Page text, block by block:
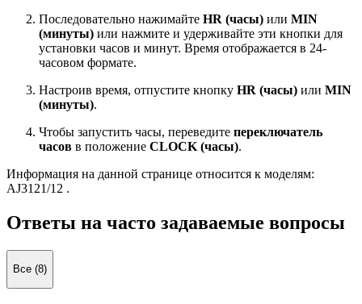
Последовательно нажимайте HR (часы) или MIN
(минуты) или нажмите и удерживайте эти кнопки для
установки часов и минут. Время отображается в 24-
часовом формате.
Настроив время, отпустите кнопку HR (часы) или MIN
(минуты).
Чтобы запустить часы, переведите переключатель
часов в положение CLOCK (часы).
Информация на данной странице относится к моделям:
AJ3121/12 .
Ответы на часто задаваемые вопросы
Все (8)